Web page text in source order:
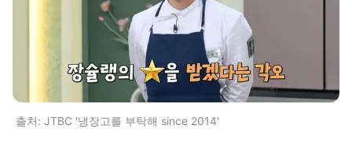
출처: JTBC '냉장고를 부탁해 since 2014'